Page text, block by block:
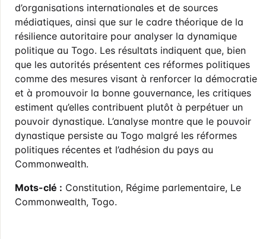
d’organisations internationales et de sources
médiatiques, ainsi que sur le cadre théorique de la
résilience autoritaire pour analyser la dynamique
politique au Togo. Les résultats indiquent que, bien
que les autorités présentent ces réformes politiques
comme des mesures visant à renforcer la démocratie
et à promouvoir la bonne gouvernance, les critiques
estiment qu’elles contribuent plutôt à perpétuer un
pouvoir dynastique. L’analyse montre que le pouvoir
dynastique persiste au Togo malgré les réformes
politiques récentes et l’adhésion du pays au
Commonwealth.
Mots-clé : Constitution, Régime parlementaire, Le
Commonwealth, Togo.